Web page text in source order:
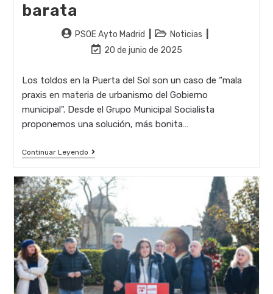
barata
AutorPSOE Ayto Madrid
Categoría
de
Noticias
Última
de
entrada:
20 de junio de 2025
Los toldos en la Puerta del Sol son un caso de “mala
praxis en materia de urbanismo del Gobierno
municipal". Desde el Grupo Municipal Socialista
proponemos una solución, más bonita…
Continuar LeyendoSombras
Efímeras
La
Puerta
Del
Sol,
La
Propuesta
Del
PSOE
Buena,
Bonita
Y
Barata